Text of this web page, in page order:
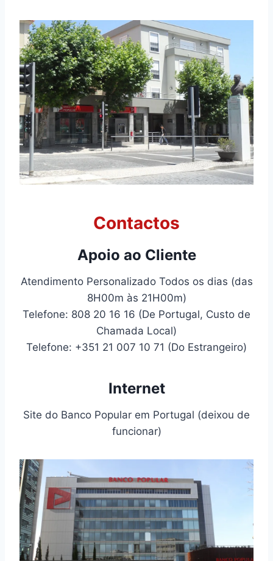
Contactos
Apoio ao Cliente
Atendimento Personalizado Todos os dias (das
8H00m às 21H00m)
Telefone: 808 20 16 16 (De Portugal, Custo de
Chamada Local)
Telefone: +351 21 007 10 71 (Do Estrangeiro)
Internet
Site do Banco Popular em Portugal (deixou de
funcionar)